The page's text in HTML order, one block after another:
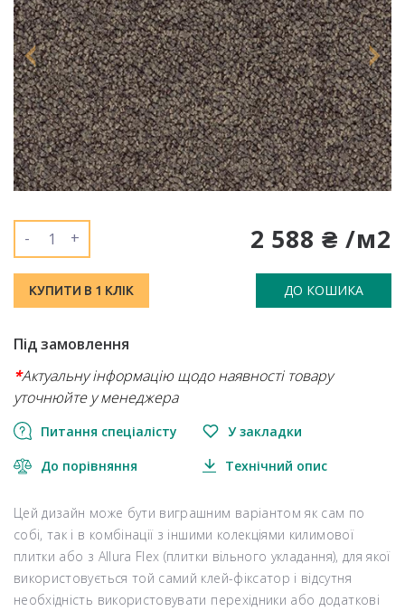
2 588 ₴ /м2
- +
КУПИТИ В 1 КЛІК ДО КОШИКА
Під замовлення
*Актуальну інформацію щодо наявності товару
уточнюйте у менеджера
Питання спеціалісту У закладки
До порівняння Технічний опис
Цей дизайн може бути виграшним варіантом як сам по
собі, так і в комбінації з іншими колекціями килимової
плитки або з Allura Flex (плитки вільного укладання), для якої
використовується той самий клей-фіксатор і відсутня
необхідність використовувати перехідники або додаткові